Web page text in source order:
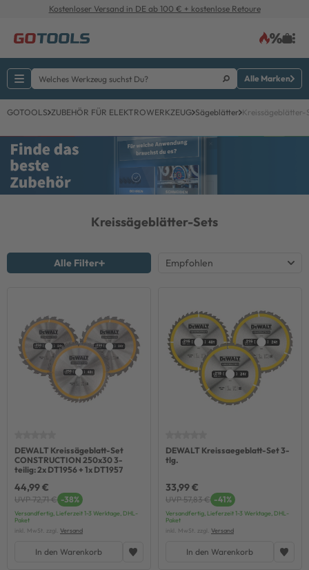
Kostenloser Versand in DE ab 100 € + kostenlose Retoure
Alle Marken
GOTOOLS ZUBEHÖR FÜR ELEKTROWERKZEUG Sägeblätter Kreissägeblätter-
Kreissägeblätter-Sets
Alle Filter
DEWALT Kreissägeblatt-Set
CONSTRUCTION 250x30 3-
teilig: 2x DT1956 + 1x DT1957
44,99 €
UVP 72,71 € -38%
Versandfertig, Lieferzeit 1-3 Werktage, DHL-
Paket
inkl. MwSt. zzgl. Versand
In den Warenkorb
DEWALT Kreissaegeblatt-Set 3-
tlg.
33,99 €
UVP 57,83 € -41%
Versandfertig, Lieferzeit 1-3 Werktage, DHL-
Paket
inkl. MwSt. zzgl. Versand
In den Warenkorb